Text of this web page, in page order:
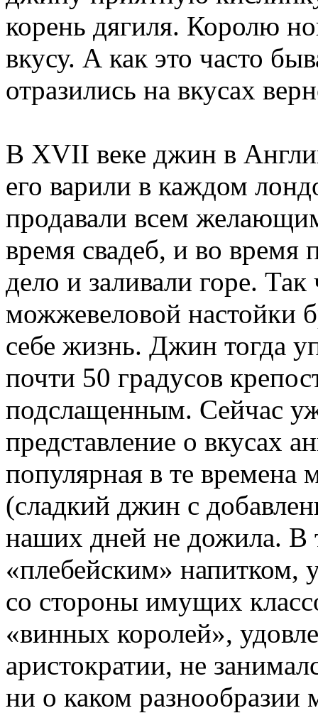
корень дягиля. Королю
вкусу. А как это часто
отразились на вкусах
В XVII веке джин в
его варили в каждом
продавали всем
время свадеб, и во время
дело и заливали горе. Так
можжевеловой настойки
себе жизнь. Джин тогда
почти 50 градусов
подслащенным. Сейчас
представление о вкусах
популярная в те
(сладкий джин с
наших дней не дожила. В
«плебейским» напитком,
со стороны имущих
«винных королей»,
аристократии, не
ни о каком разнообразии